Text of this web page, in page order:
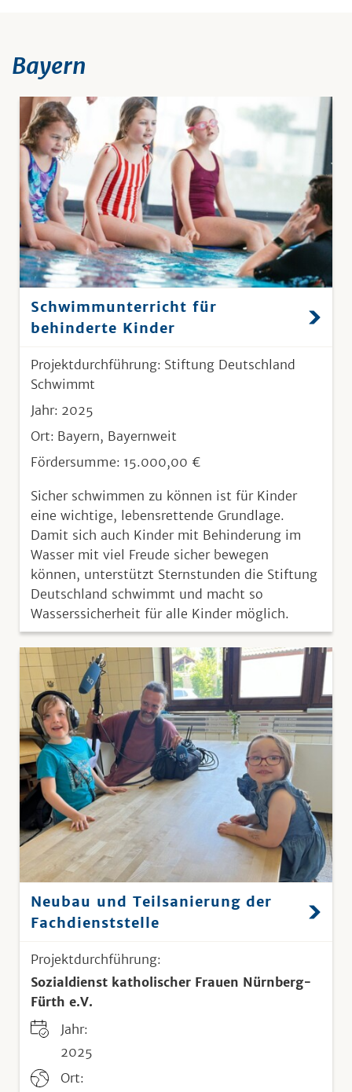
Bayern
Schwimmunterricht für
behinderte Kinder
Projektdurchführung: Stiftung Deutschland
Schwimmt
Jahr: 2025
Ort: Bayern, Bayernweit
Fördersumme: 15.000,00 €
Sicher schwimmen zu können ist für Kinder
eine wichtige, lebensrettende Grundlage.
Damit sich auch Kinder mit Behinderung im
Wasser mit viel Freude sicher bewegen
können, unterstützt Sternstunden die Stiftung
Deutschland schwimmt und macht so
Wasserssicherheit für alle Kinder möglich.
Neubau und Teilsanierung der
Fachdienststelle
Projektdurchführung:
Sozialdienst katholischer Frauen Nürnberg-
Fürth e.V.
Jahr:
2025
Ort: